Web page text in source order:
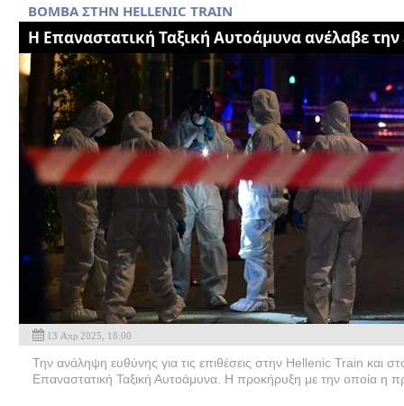
BOMBA ΣΤΗΝ HELLENIC TRAIN
H Επαναστατική Ταξική Αυτοάμυνα ανέλαβε
13 Απρ 2025, 18:00
Την ανάληψη ευθύνης για τις επιθέσεις στην Hellenic Train και
Επαναστατική Ταξική Αυτοάμυνα. Η προκήρυξη με την οποία η